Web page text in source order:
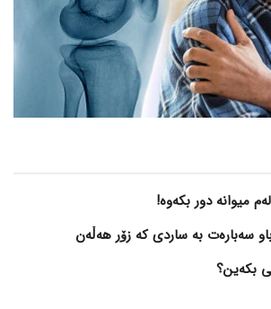
میوانە دور بکەوە!
سەبارەت بە ساردی کە زۆر هەڵەن
بکەین؟